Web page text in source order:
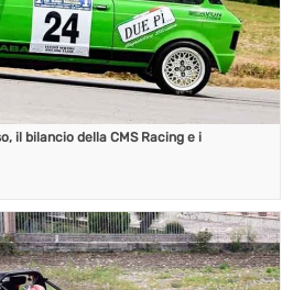
il bilancio della CMS Racing e i